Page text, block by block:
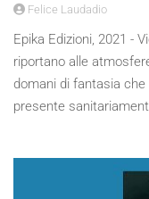
Felice Laudadio
Epika Edizioni, 2021 -
riportano alle
domani di fantasia
presente